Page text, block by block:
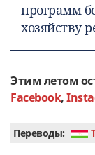
программ
хозяйству
Этим летом
Facebook,
Переводы: